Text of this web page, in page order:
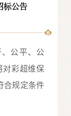
标公告
、公平、公
对彩超维保
合规定条件